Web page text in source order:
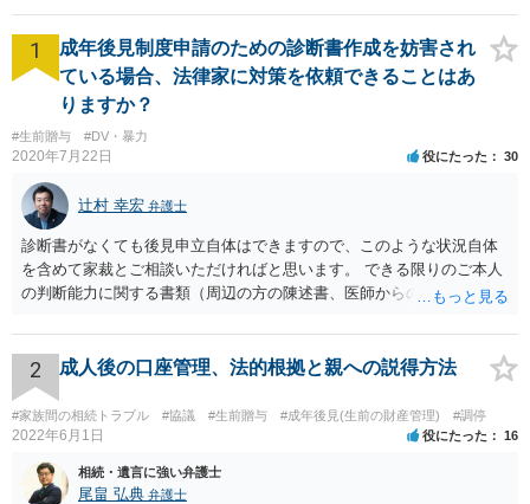
1
成年後見制度申請のための診断書作成を妨害され
ている場合、法律家に対策を依頼できることはあ
りますか？
#生前贈与 #DV・暴力
2020年7月22日 役にたった 30
辻村 幸宏 弁護士
診断書がなくても後見申立自体はできますので、このような状況自体
を含めて家裁とご相談いただければと思います。 できる限りのご本人
の判断能力に関する書類（周辺の方の陳述書、医師からの聴取書等）
をしていただければそこから先は進むのではないかと存じます。 ま
た、Aさんの意向を酌みすぎるあまりに後見申立ができない状況にして
いる施設の問題もありますので、当該地域の地域包括支援センターに
ご相談されるのもひとつの方法です。
2 成人後の口座管理、法的根拠と親への説得方法
#家族間の相続トラブル #協議 #生前贈与 #成年後見(生前の財産管理) #調停
2022年6月1日 役にたった 16
相続・遺言に強い弁護士
尾畠 弘典 弁護士